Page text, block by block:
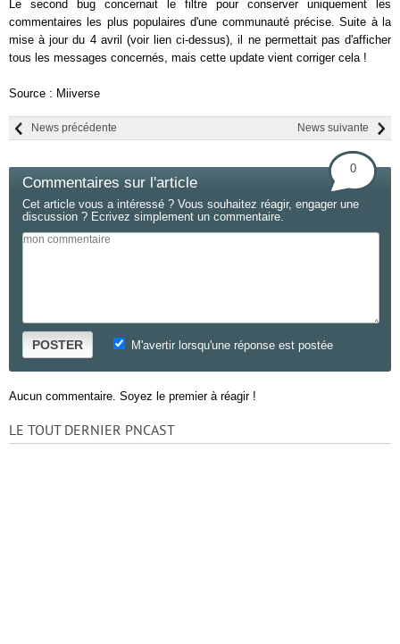
Le second bug concernait le filtre pour conserver uniquement les
commentaires les plus populaires d'une communauté précise. Suite à la
mise à jour du 4 avril (voir lien ci-dessus), il ne permettait pas d'afficher
tous les messages concernés, mais cette update vient corriger cela !
Source : Miiverse
News suivante
News précédente
Commentaires sur l'article
0
Cet article vous a intéressé ? Vous souhaitez réagir, engager une
discussion ? Ecrivez simplement un commentaire.
POSTER M'avertir lorsqu'une réponse est postée
Aucun commentaire. Soyez le premier à réagir !
LE TOUT DERNIER PNCAST